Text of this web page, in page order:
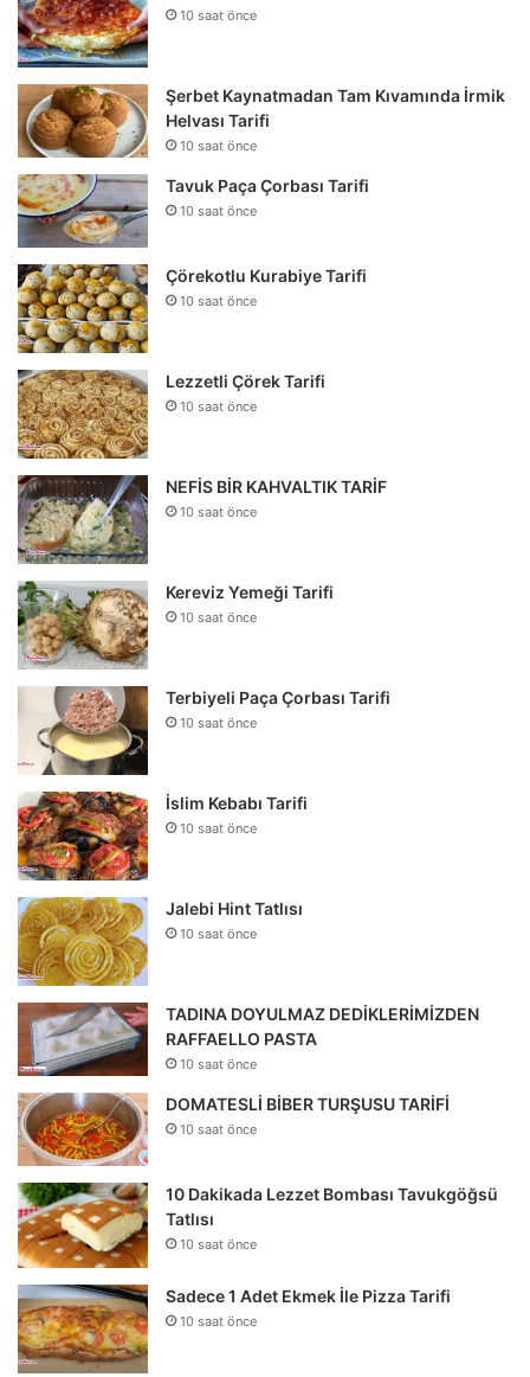
10 saat önce
Şerbet Kaynatmadan Tam Kıvamında İrmik
Helvası Tarifi
10 saat önce
Tavuk Paça Çorbası Tarifi
10 saat önce
Çörekotlu Kurabiye Tarifi
10 saat önce
Lezzetli Çörek Tarifi
10 saat önce
NEFİS BİR KAHVALTIK TARİF
10 saat önce
Kereviz Yemeği Tarifi
10 saat önce
Terbiyeli Paça Çorbası Tarifi
10 saat önce
İslim Kebabı Tarifi
10 saat önce
Jalebi Hint Tatlısı
10 saat önce
TADINA DOYULMAZ DEDİKLERİMİZDEN
RAFFAELLO PASTA
10 saat önce
DOMATESLİ BİBER TURŞUSU TARİFİ
10 saat önce
10 Dakikada Lezzet Bombası Tavukgöğsü
Tatlısı
10 saat önce
Sadece 1 Adet Ekmek İle Pizza Tarifi
10 saat önce